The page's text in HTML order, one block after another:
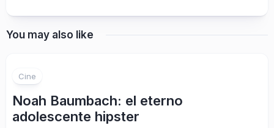
You may also like
Cine
Noah Baumbach: el eterno
adolescente hipster